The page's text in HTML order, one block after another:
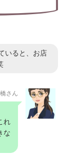
いると、お店
さん
れ
な